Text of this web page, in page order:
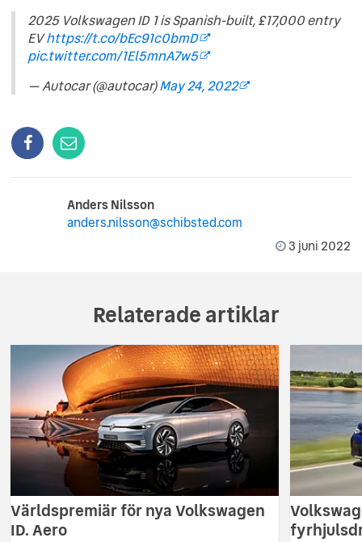
2025 Volkswagen ID 1 is Spanish-built, £17,000 entry
EVhttps://t.co/bEc91c0bmD
pic.twitter.com/1El5mnA7w5
— Autocar (@autocar)May 24, 2022
Anders Nilsson
anders.nilsson@schibsted.com
3 juni 2022
Relaterade artiklar
Världspremiär för nya Volkswagen
ID. Aero